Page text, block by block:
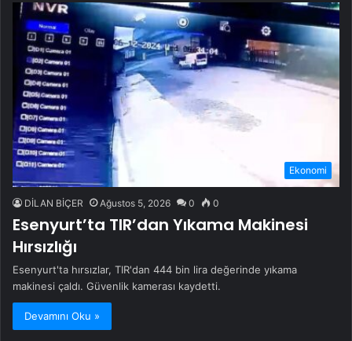
Ekonomi
DİLAN BİÇER Ağustos 5, 2026 0 0
Esenyurt’ta TIR’dan Yıkama Makinesi
Hırsızlığı
Esenyurt'ta hırsızlar, TIR'dan 444 bin lira değerinde yıkama
makinesi çaldı. Güvenlik kamerası kaydetti.
Devamını Oku »